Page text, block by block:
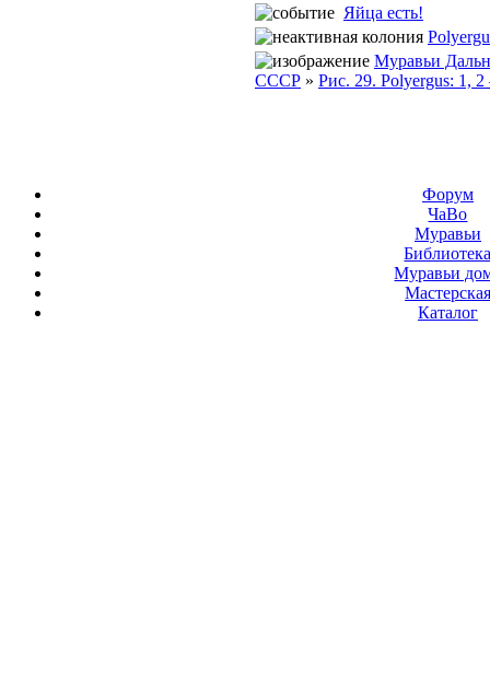
Яйца есть!
Муравьи
СССР » Рис. 29. Polyergus: 1,
Форум
ЧаВо
Муравьи
Муравьи
Мастерская
Каталог